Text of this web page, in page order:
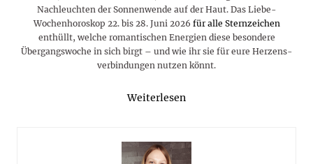
Nachleuchten der Sonnenwende auf der Haut. Das Liebe-
Wochenhoroskop 22. bis 28. Juni 2026 für alle Sternzeichen
enthüllt, welche romantischen Energien diese besondere
Übergangs­woche in sich birgt – und wie ihr sie für eure Herzens­
verbindungen nutzen könnt.
Weiterlesen